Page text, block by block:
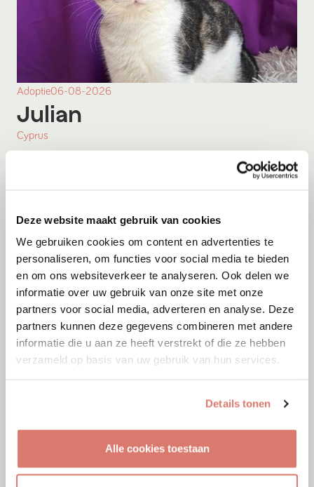
Deze website maakt gebruik van cookies
We gebruiken cookies om content en advertenties te
personaliseren, om functies voor social media te bieden
en om ons websiteverkeer te analyseren. Ook delen we
informatie over uw gebruik van onze site met onze
partners voor social media, adverteren en analyse. Deze
partners kunnen deze gegevens combineren met andere
informatie die u aan ze heeft verstrekt of die ze hebben
verzameld op basis van uw gebruik van hun services.
Details tonen
Alle cookies toestaan
Adoptie06-08-2026
Julian
Cyprus
Cyprus